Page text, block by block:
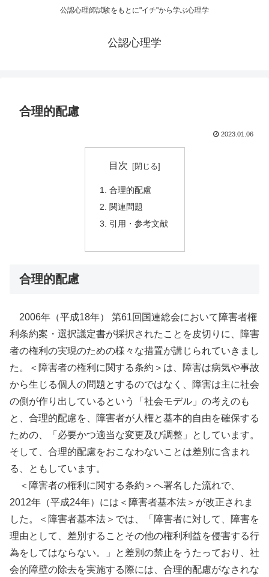
公認心理師試験をもとに"イチ"から学ぶ心理学
公認心理学
合理的配慮
2023.01.06
目次
合理的配慮
関連問題
引用・参考文献
合理的配慮
2006年（平成18年） 第61回国連総会において障害者権
利条約案・選択議定書が採択されたことを皮切りに、障害
者の権利の実現のための様々な措置が講じられていきまし
た。＜障害者の権利に関する条約＞は、障害は病気や事故
から生じる個人の問題とするのではなく、障害は主に社会
の側が作り出しているという「社会モデル」の考えのも
と、合理的配慮を、障害者が人権と基本的自由を確保する
ための、「必要かつ適当な変更及び調整」としています。
そして、合理的配慮をおこなわないことは差別に含まれ
る、ともしています。
＜障害者の権利に関する条約＞へ署名した流れで、
2012年（平成24年）には＜障害者基本法＞が改正されま
した。＜障害者基本法＞では、「障害者に対して、障害を
理由として、差別することその他の権利利益を侵害する行
為をしてはならない。」と差別の禁止をうたっており、社
会的障壁の除去を実施する際には、合理的配慮がなされな